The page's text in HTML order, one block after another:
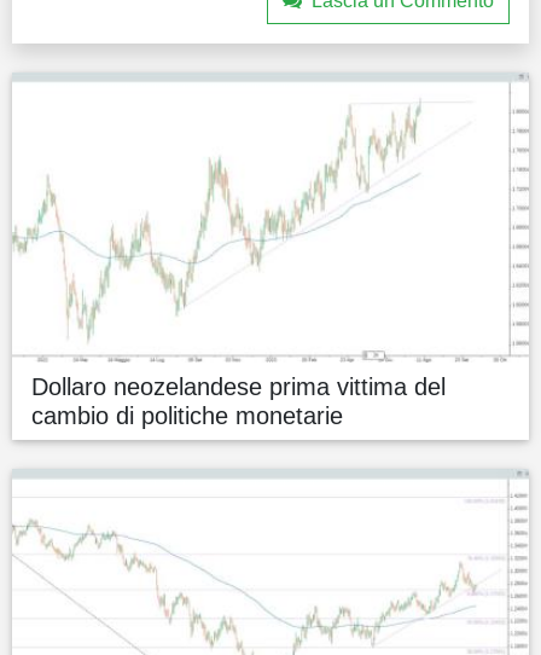
Dollaro neozelandese prima vittima del
cambio di politiche monetarie